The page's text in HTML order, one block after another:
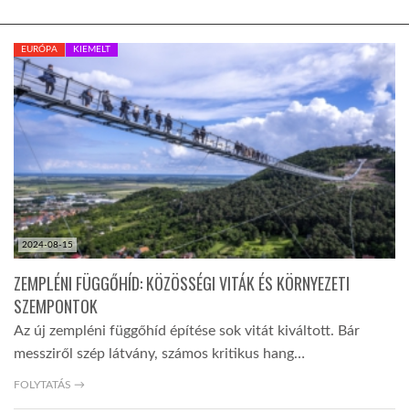
KÖZEL-KELET
A VILÁG ITTHON
GLOBOTV BP
2024-08-15
EURÓPA KIEMELT
ZEMPLÉNI FÜGGŐHÍD: KÖZÖSSÉGI VITÁK ÉS KÖRNYEZETI
SZEMPONTOK
Az új zempléni függőhíd építése sok vitát kiváltott. Bár
messziről szép látvány, számos kritikus hang…
FOLYTATÁS →